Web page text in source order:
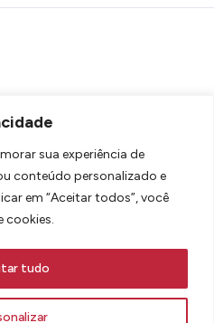
sua experiência de
conteúdo personalizado e
em “Aceitar todos”, você
cookies.
tudo